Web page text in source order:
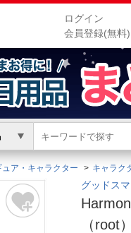
ログイン
会員登録(無料)
ュア・キャラクター キャラク
グッドス
（root）